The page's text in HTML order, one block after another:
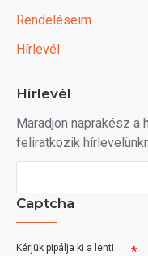
Rendeléseim
Hírlevél
Hírlevél
Maradjon naprakész a
feliratkozik
Captcha
Kérjük pipálja ki a lenti